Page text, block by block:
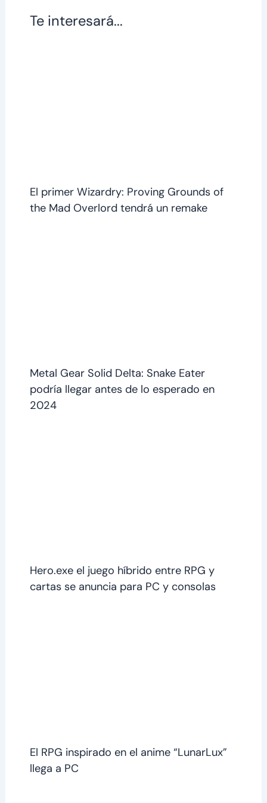
Te interesará...
El primer Wizardry: Proving Grounds of
the Mad Overlord tendrá un remake
Metal Gear Solid Delta: Snake Eater
podría llegar antes de lo esperado en
2024
Hero.exe el juego híbrido entre RPG y
cartas se anuncia para PC y consolas
El RPG inspirado en el anime “LunarLux”
llega a PC